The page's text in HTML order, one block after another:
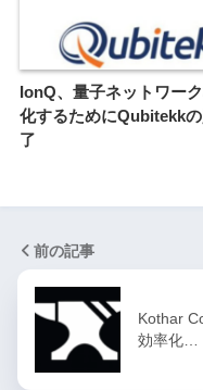
IonQ、量子ネットワー
化するためにQubitekk
了
前の記事
Kothar
効率化…